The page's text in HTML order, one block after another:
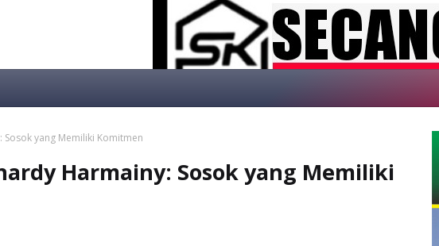
SELAMAT
yang Memiliki Komitmen
Harmainy: Sosok yang Memiliki